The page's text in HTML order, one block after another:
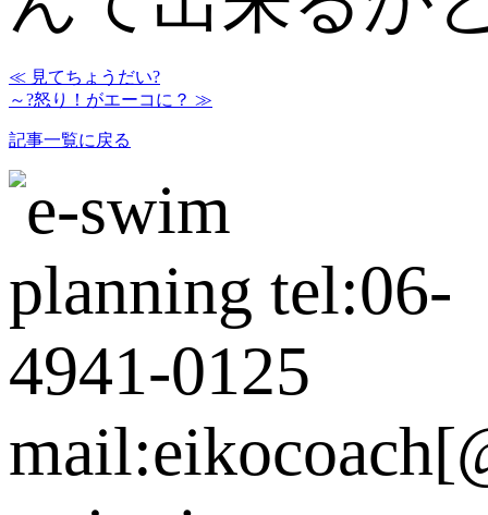
≪ 見てちょうだい?
～?怒り！がエーコに？ ≫
記事一覧に戻る